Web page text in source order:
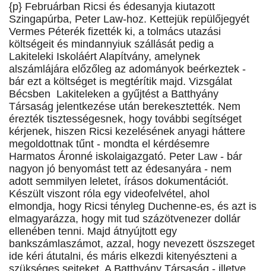
{p} Februárban Ricsi és édesanyja kiutazott
Szingapúrba, Peter Law-hoz. Kettejük repülőjegyét
Vermes Péterék fizették ki, a tolmács utazási
költségeit és mindannyiuk szállását pedig a
Lakiteleki Iskoláért Alapítvány, amelynek
alszámlájára előzőleg az adományok beérkeztek -
bár ezt a költséget is megtérítik majd. Vizsgálat
Bécsben Lakiteleken a gyűjtést a Batthyány
Társaság jelentkezése után berekesztették. Nem
érezték tisztességesnek, hogy további segítséget
kérjenek, hiszen Ricsi kezelésének anyagi háttere
megoldottnak tűnt - mondta el kérdésemre
Harmatos Áronné iskolaigazgató. Peter Law - bár
nagyon jó benyomást tett az édesanyára - nem
adott semmilyen leletet, írásos dokumentációt.
Készült viszont róla egy videofelvétel, ahol
elmondja, hogy Ricsi tényleg Duchenne-es, és azt is
elmagyarázza, hogy mit tud százötvenezer dollár
ellenében tenni. Majd átnyújtott egy
bankszámlaszámot, azzal, hogy nevezett öszszeget
ide kéri átutalni, és máris elkezdi kitenyészteni a